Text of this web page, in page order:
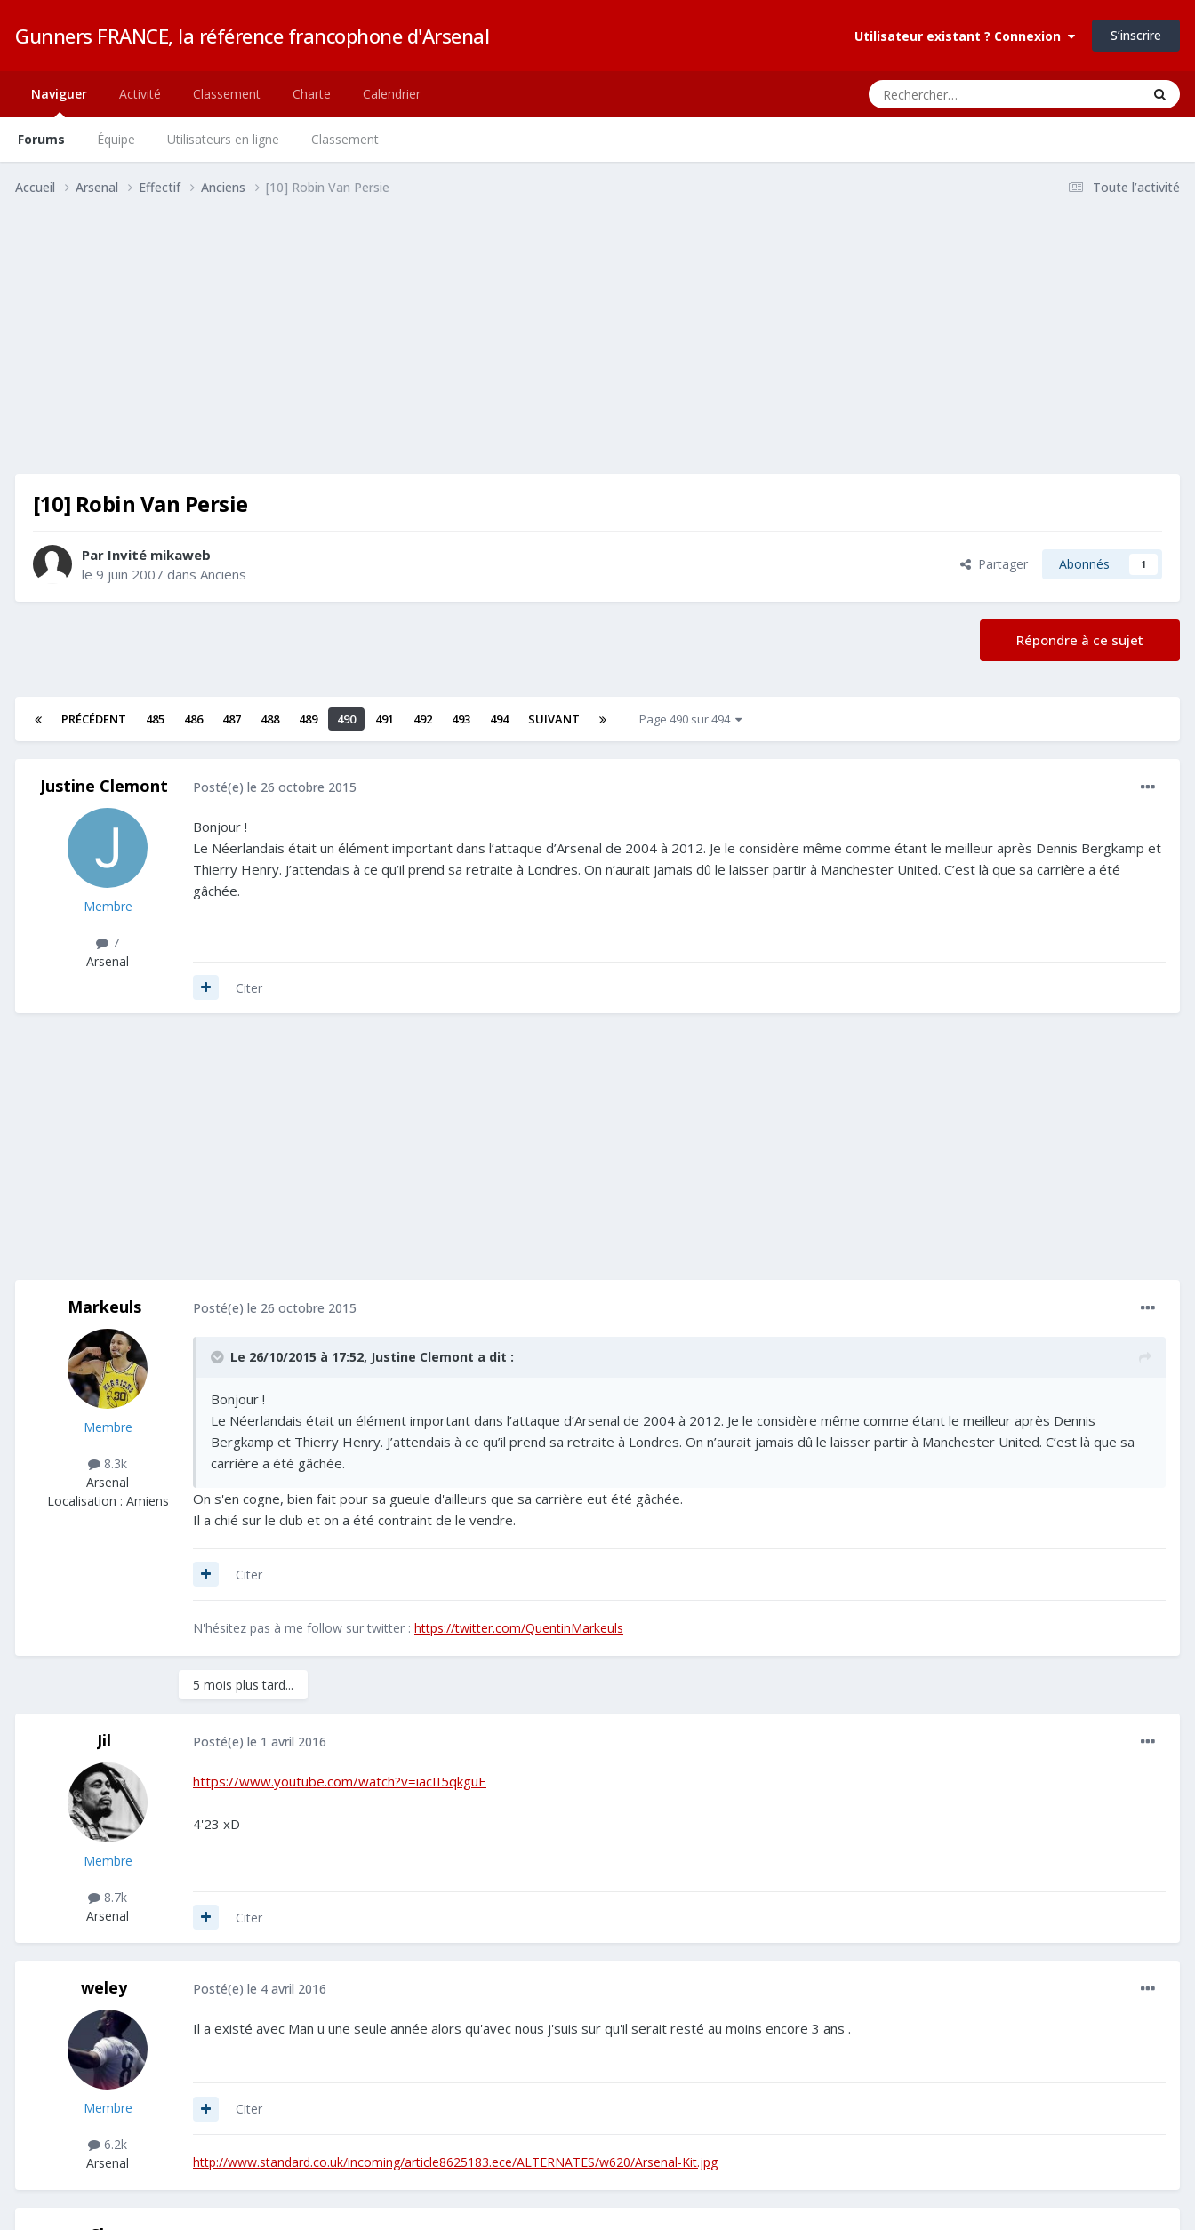
Gunners FRANCE, la référence francophone d'Arsenal Utilisateur existant ? Connexion S’inscrire
Naviguer
Forums Équipe Utilisateurs en ligne Classement
Activité Classement Charte Calendrier
Toute l’activité
Accueil Arsenal Effectif Anciens [10] Robin Van Persie
[10] Robin Van Persie
Par Invité mikaweb
le 9 juin 2007 dans Anciens
Partager Abonnés 1
Répondre à ce sujet
PRÉCÉDENT 485 486 487 488 489 490 491 492 493 494 SUIVANT Page 490 sur 494
Justine Clemont
Membre
7
Arsenal
Posté(e) le 26 octobre 2015
Bonjour !
Le Néerlandais était un élément important dans l’attaque d’Arsenal de 2004 à 2012. Je le considère même comme étant le meilleur après Dennis Bergkamp et
Thierry Henry. J’attendais à ce qu’il prend sa retraite à Londres. On n’aurait jamais dû le laisser partir à Manchester United. C’est là que sa carrière a été
gâchée.
Citer
Markeuls
Membre
8.3k
Arsenal
Localisation : Amiens
Posté(e) le 26 octobre 2015
Le 26/10/2015 à 17:52, Justine Clemont a dit :
Bonjour !
Le Néerlandais était un élément important dans l’attaque d’Arsenal de 2004 à 2012. Je le considère même comme étant le meilleur après Dennis
Bergkamp et Thierry Henry. J’attendais à ce qu’il prend sa retraite à Londres. On n’aurait jamais dû le laisser partir à Manchester United. C’est là que sa
carrière a été gâchée.
On s'en cogne, bien fait pour sa gueule d'ailleurs que sa carrière eut été gâchée.
Il a chié sur le club et on a été contraint de le vendre.
Citer
N'hésitez pas à me follow sur twitter : https://twitter.com/QuentinMarkeuls
5 mois plus tard...
Jil
Membre
8.7k
Arsenal
Posté(e) le 1 avril 2016
https://www.youtube.com/watch?v=iacII5qkguE
4'23 xD
Citer
weley
Membre
6.2k
Arsenal
Posté(e) le 4 avril 2016
Il a existé avec Man u une seule année alors qu'avec nous j'suis sur qu'il serait resté au moins encore 3 ans .
Citer
http://www.standard.co.uk/incoming/article8625183.ece/ALTERNATES/w620/Arsenal-Kit.jpg